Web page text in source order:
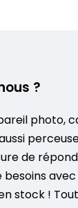
?
photo,
de
stock !